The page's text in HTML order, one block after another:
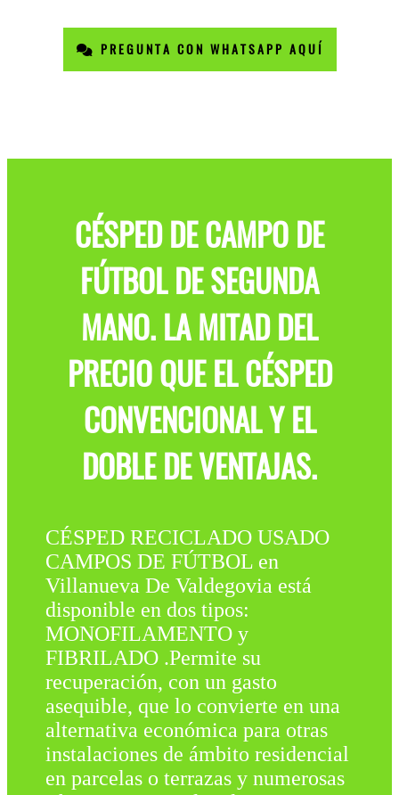
PREGUNTA CON WHATSAPP AQUÍ
CÉSPED DE CAMPO DE
FÚTBOL DE SEGUNDA
MANO. LA MITAD DEL
PRECIO QUE EL CÉSPED
CONVENCIONAL Y EL
DOBLE DE VENTAJAS.
CÉSPED RECICLADO USADO
CAMPOS DE FÚTBOL en
Villanueva De Valdegovia está
disponible en dos tipos:
MONOFILAMENTO y
FIBRILADO .Permite su
recuperación, con un gasto
asequible, que lo convierte en una
alternativa económica para otras
instalaciones de ámbito residencial
en parcelas o terrazas y numerosas